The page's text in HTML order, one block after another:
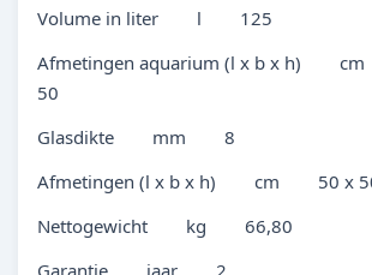
Volume in liter l 125
Afmetingen aquarium (l x b x h)
50
Glasdikte mm 8
Afmetingen (l x b x h) cm 50 x
Nettogewicht kg 66,80
Garantie jaar 2